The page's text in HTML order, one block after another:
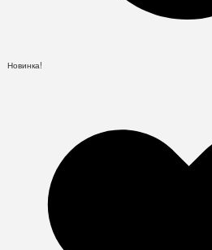
Новинка!